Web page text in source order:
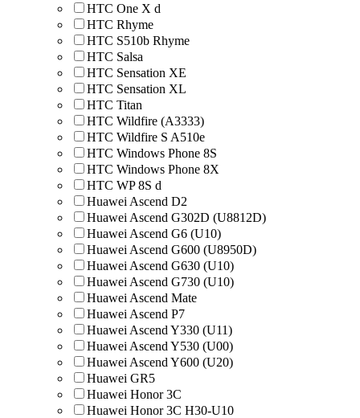
HTC One X d
HTC Rhyme
HTC S510b Rhyme
HTC Salsa
HTC Sensation XE
HTC Sensation XL
HTC Titan
HTC Wildfire (A3333)
HTC Wildfire S A510e
HTC Windows Phone 8S
HTC Windows Phone 8X
HTC WP 8S d
Huawei Ascend D2
Huawei Ascend G302D (U8812D)
Huawei Ascend G6 (U10)
Huawei Ascend G600 (U8950D)
Huawei Ascend G630 (U10)
Huawei Ascend G730 (U10)
Huawei Ascend Mate
Huawei Ascend P7
Huawei Ascend Y330 (U11)
Huawei Ascend Y530 (U00)
Huawei Ascend Y600 (U20)
Huawei GR5
Huawei Honor 3C
Huawei Honor 3C H30-U10